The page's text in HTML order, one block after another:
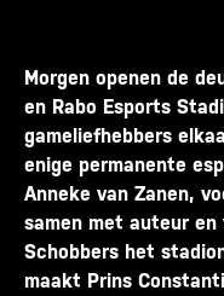
Morgen openen de
en Rabo Esports
gameliefhebbers
enige permanente
Anneke van Zanen,
samen met auteur en
Schobbers het
maakt Prins